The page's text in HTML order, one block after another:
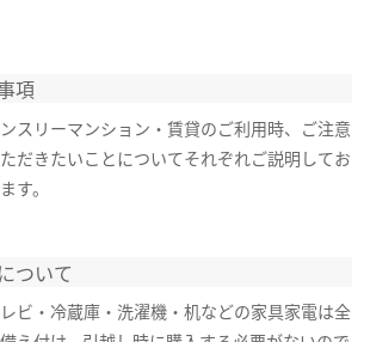
項
スリーマンション・賃貸のご利用時、ご注意
だきたいことについてそれぞれご説明してお
す。
ついて
ビ・冷蔵庫・洗濯機・机などの家具家電は全